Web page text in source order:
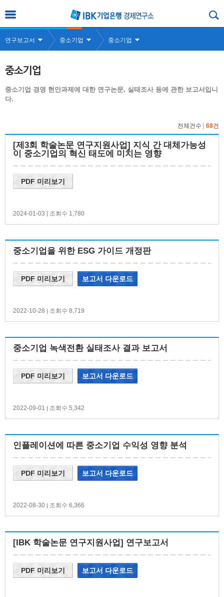
연구보고서 중소기업 중소기업
중소기업
중소기업 경영 현안과제에 대한 연구논문, 실태조사 등에 관한 보고서입니
다.
전체건수 68건
[제3회 학술논문 연구지원사업] 지식 간 대체가능성
이 중소기업의 혁신 태도에 미치는 영향
2024-01-03 | 조회수 1,780
PDF 미리보기
중소기업을 위한 ESG 가이드 개정판
2022-10-28 | 조회수 8,719
PDF 미리보기 보고서 다운로드
중소기업 녹색전환 실태조사 결과 보고서
2022-09-01 | 조회수 5,342
PDF 미리보기 보고서 다운로드
인플레이션에 따른 중소기업 수익성 영향 분석
2022-08-30 | 조회수 6,366
PDF 미리보기 보고서 다운로드
[IBK 학술논문 연구지원사업] 연구보고서
PDF 미리보기 보고서 다운로드